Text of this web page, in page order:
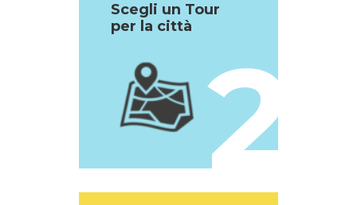
2
Scegli un Tour
per la città